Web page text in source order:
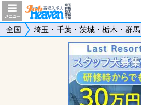
全国 埼玉・千葉・茨城・栃木・群馬